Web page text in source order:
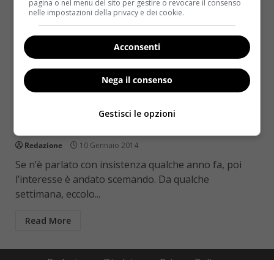
Mr Seto e la bevanda miracolosa contro il
Redazione 10 Gennaio 2014
Se n’è parlato con insistenza qualche anno fa, poi
l’interesse è andato scemando. Da qualche
settimana, eccolo...
Read More
pagina o nel menu del sito per gestire o revocare il consenso
nelle impostazioni della privacy e dei cookie.
Acconsenti
Nega il consenso
Gestisci le opzioni